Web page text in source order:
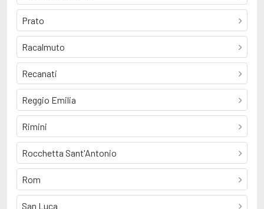
Prato
Racalmuto
Recanati
Reggio Emilia
Rimini
Rocchetta Sant'Antonio
Rom
San Luca